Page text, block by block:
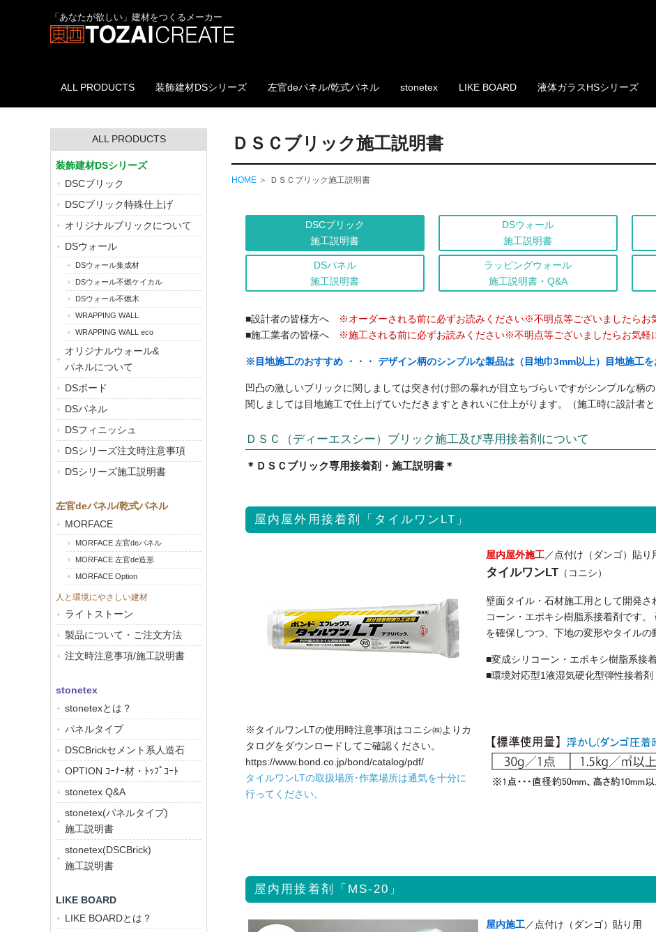
「あなたが欲しい」建材をつくるメーカー
ALL PRODUCTS 装飾建材DSシリーズ 左官deパネル/乾式パネル stonetex LIKE BOARD 液体ガラスHSシリーズ
ＤＳＣブリック施工説明書
HOME ＤＳＣブリック施工説明書
DSCブリック
施工説明書
DSウォール
施工説明書
DSパネル
施工説明書
ラッピングウォール
施工説明書・Q&A
■設計者の皆様方へ
※オーダーされる前に必ずお読みください※不明点等ございましたらお
■施工業者の皆様へ
※施工される前に必ずお読みください※不明点等ございましたらお気軽
※目地施工のおすすめ ・・・ デザイン柄のシンプルな製品は（目地巾3mm以上）目地施工
凹凸の激しいブリックに関しましては突き付け部の暴れが目立ちづらいですがシンプルな柄
関しましては目地施工で仕上げていただきますときれいに仕上がります。（施工時に設計者と
ＤＳＣ（ディーエスシー）ブリック施工及び専用接着剤について
＊ＤＳＣブリック専用接着剤・施工説明書＊
屋内屋外用接着剤「タイルワンLT」
屋内屋外施工／点付け（ダンゴ）貼り
タイルワンLT（コニシ）
壁面タイル・石材施工用として開発
コーン・エポキシ樹脂系接着剤です
を確保しつつ、下地の変形やタイルの
■変成シリコーン・エポキシ樹脂系接
■環境対応型1液湿気硬化型弾性接着剤
※タイルワンLTの使用時注意事項はコニシ㈱よりカ
タログをダウンロードしてご確認ください。
https://www.bond.co.jp/bond/catalog/pdf/
タイルワンLTの取扱場所･作業場所は通気を十分に
行ってください。
屋内用接着剤「MS-20」
屋内施工／点付け（ダンゴ）貼り用
ALL PRODUCTS
装飾建材DSシリーズ
DSCブリック
DSCブリック特殊仕上げ
オリジナルブリックについて
DSウォール
DSウォール集成材
DSウォール不燃ケイカル
DSウォール不燃木
WRAPPING WALL
WRAPPING WALL eco
オリジナルウォール&
パネルについて
DSボード
DSパネル
DSフィニッシュ
DSシリーズ注文時注意事項
DSシリーズ施工説明書
左官deパネル/乾式パネル
MORFACE
MORFACE 左官deパネル
MORFACE 左官de造形
MORFACE Option
人と環境にやさしい建材
ライトストーン
製品について・ご注文方法
注文時注意事項/施工説明書
stonetex
stonetexとは？
パネルタイプ
DSCBrickセメント系人造石
OPTION ｺｰﾅｰ材・ﾄｯﾌﾟｺｰﾄ
stonetex Q&A
stonetex(パネルタイプ)
施工説明書
stonetex(DSCBrick)
施工説明書
LIKE BOARD
LIKE BOARDとは？